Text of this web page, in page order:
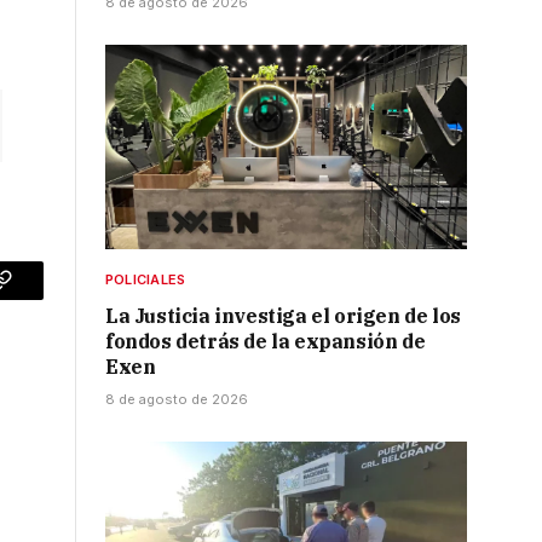
Copy
POLICIALES
La Justicia investiga el origen de los
fondos detrás de la expansión de
Exen
8 de agosto de 2026